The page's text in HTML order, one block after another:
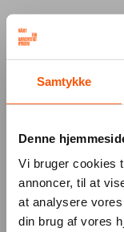
Samtykke
Denne
Vi bruger cookies
annoncer, til at
at analysere
din brug af vores
Your
again in a
to use ad-